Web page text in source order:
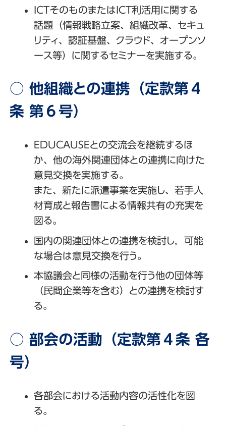
ICTそのものまたはICT利活用に関する
話題（情報戦略立案、組織改革、セキュ
リティ、認証基盤、クラウド、オープンソ
ース等）に関するセミナーを実施する。
○ 他組織との連携（定款第４
条 第６号）
EDUCAUSEとの交流会を継続するほ
か、他の海外関連団体との連携に向けた
意見交換を実施する。
また、新たに派遣事業を実施し、若手人
材育成と報告書による情報共有の充実を
図る。
国内の関連団体との連携を検討し，可能
な場合は意見交換を行う。
本協議会と同様の活動を行う他の団体等
（民間企業等を含む）との連携を検討す
る。
○ 部会の活動（定款第４条 各
号）
各部会における活動内容の活性化を図
る。